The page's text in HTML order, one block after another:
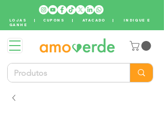
LOJAS | CUPONS |ATACADO | INDIQUE E
GANHE